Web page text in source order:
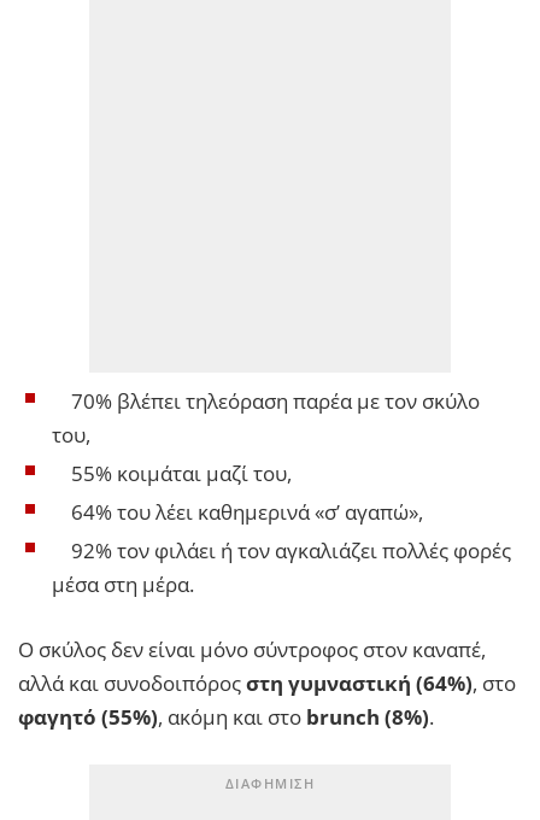
70% βλέπει τηλεόραση παρέα με τον σκύλο
του,
55% κοιμάται μαζί του,
64% του λέει καθημερινά «σ’ αγαπώ»,
92% τον φιλάει ή τον αγκαλιάζει πολλές φορές
μέσα στη μέρα.
Ο σκύλος δεν είναι μόνο σύντροφος στον καναπέ,
αλλά και συνοδοιπόροςστη γυμναστική (64%), στο
φαγητό (55%), ακόμη και στο brunch (8%).